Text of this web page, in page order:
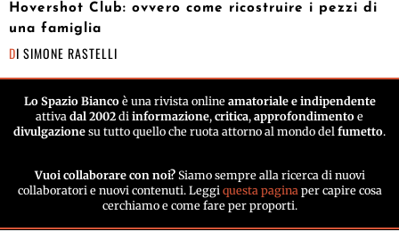
Hovershot Club: ovvero come ricostruire i pezzi di
una famiglia
DI SIMONE RASTELLI
Lo Spazio Biancoè una rivista online amatoriale e indipendente
attiva dal 2002 di informazione, critica, approfondimento e
divulgazione su tutto quello che ruota attorno al mondo del fumetto.
Vuoi collaborare con noi? Siamo sempre alla ricerca di nuovi
collaboratori e nuovi contenuti. Leggi questa paginaper capire cosa
cerchiamo e come fare per proporti.